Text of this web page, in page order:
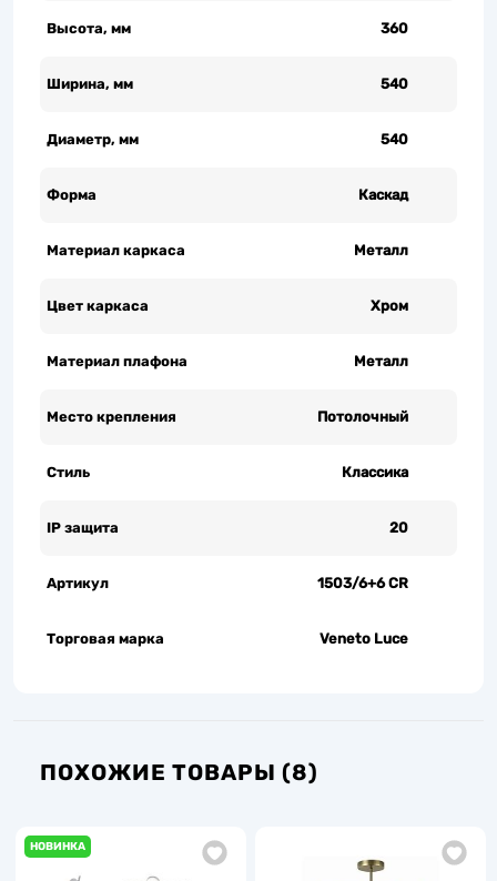
Высота, мм 360
Ширина, мм 540
Диаметр, мм 540
Форма Каскад
Материал каркаса Металл
Цвет каркаса Хром
Материал плафона Металл
Место крепления Потолочный
Стиль Классика
IP защита 20
Артикул 1503/6+6 CR
Торговая марка Veneto Luce
ПОХОЖИЕ ТОВАРЫ (8)
НОВИНКА